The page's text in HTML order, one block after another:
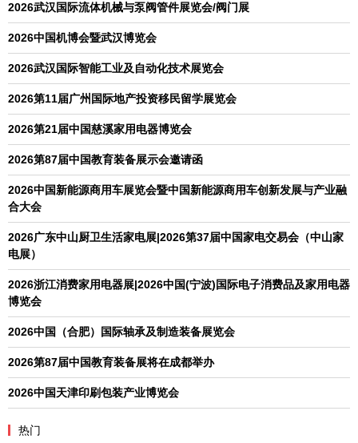
2026武汉国际流体机械与泵阀管件展览会/阀门展
2026中国机博会暨武汉博览会
2026武汉国际智能工业及自动化技术展览会
2026第11届广州国际地产投资移民留学展览会
2026第21届中国慈溪家用电器博览会
2026第87届中国教育装备展示会邀请函
2026中国新能源商用车展览会暨中国新能源商用车创新发展与产业融
合大会
2026广东中山厨卫生活家电展|2026第37届中国家电交易会（中山家
电展）
2026浙江消费家用电器展|2026中国(宁波)国际电子消费品及家用电器
博览会
2026中国（合肥）国际轴承及制造装备展览会
2026第87届中国教育装备展将在成都举办
2026中国天津印刷包装产业博览会
热门